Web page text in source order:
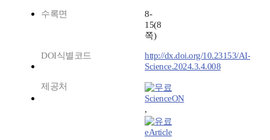
수록면
8-
15(8
쪽)
DOI식별코드
http://dx.doi.org/10.23153/AI-
Science.2024.3.4.008
제공처
ScienceON
,
eArticle